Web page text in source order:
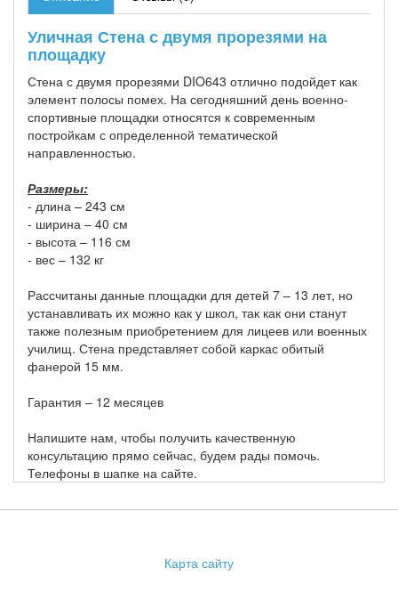
Уличная Стена с двумя прорезями на
площадку
Стена с двумя прорезями DIO643 отлично подойдет как
элемент полосы помех. На сегодняшний день военно-
спортивные площадки относятся к современным
постройкам с определенной тематической
направленностью.
Размеры:
- длина – 243 см
- ширина – 40 см
- высота – 116 см
- вес – 132 кг
Рассчитаны данные площадки для детей 7 – 13 лет, но
устанавливать их можно как у школ, так как они станут
также полезным приобретением для лицеев или военных
училищ. Стена представляет собой каркас обитый
фанерой 15 мм.
Гарантия – 12 месяцев
Напишите нам, чтобы получить качественную
консультацию прямо сейчас, будем рады помочь.
Телефоны в шапке на сайте.
Карта сайту